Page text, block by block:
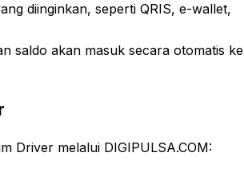
diinginkan, seperti QRIS, e-wallet,
saldo akan masuk secara otomatis ke
Driver melalui DIGIPULSA.COM: